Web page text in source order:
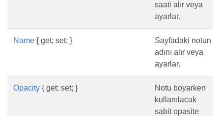
saati alır veya
ayarlar.
Name { get; set; }
Sayfadaki notun
adını alır veya
ayarlar.
Opacity { get; set; }
Notu boyarken
kullanılacak
sabit opasite